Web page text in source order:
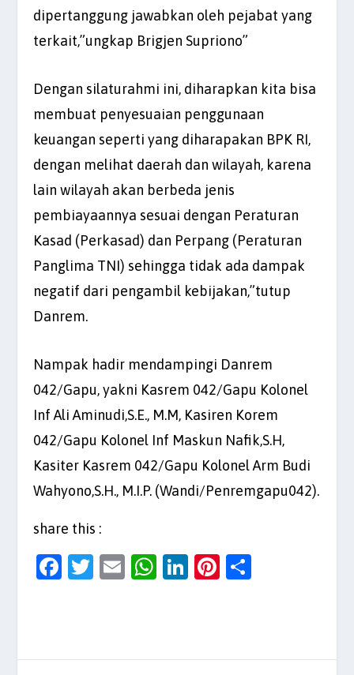
dipertanggung jawabkan oleh pejabat yang
terkait,”ungkap Brigjen Supriono”
Dengan silaturahmi ini, diharapkan kita bisa
membuat penyesuaian penggunaan
keuangan seperti yang diharapakan BPK RI,
dengan melihat daerah dan wilayah, karena
lain wilayah akan berbeda jenis
pembiayaannya sesuai dengan Peraturan
Kasad (Perkasad) dan Perpang (Peraturan
Panglima TNI) sehingga tidak ada dampak
negatif dari pengambil kebijakan,”tutup
Danrem.
Nampak hadir mendampingi Danrem
042/Gapu, yakni Kasrem 042/Gapu Kolonel
Inf Ali Aminudi,S.E., M.M, Kasiren Korem
042/Gapu Kolonel Inf Maskun Nafik,S.H,
Kasiter Kasrem 042/Gapu Kolonel Arm Budi
Wahyono,S.H., M.I.P. (Wandi/Penremgapu042).
share this :
F
b
T
E
W
A
Li
dI
Pi
t